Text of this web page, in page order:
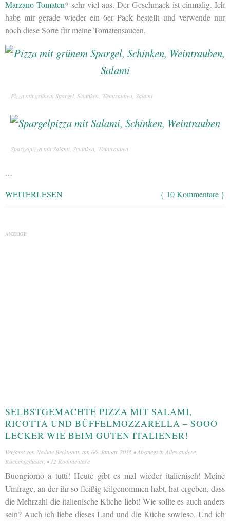
Marzano Tomaten* sehr viel aus. Der Geschmack ist einmalig. Ich
habe mir gerade wieder ein 6er Pack bestellt und verwende nur
noch diese Sorte für meine Tomatensaucen.
Pizza mit grünem Spargel, Schinken, Weintrauben, Salami
Spargelpizza mit Salami, Schinken, Weintrauben
…
WEITERLESEN { 10 Kommentare }
ANZEIGE
SELBSTGEMACHTE PIZZA MIT SALAMI,
RICOTTA UND BÜFFELMOZZARELLA – SOOO
LECKER WIE BEIM GUTEN ITALIENER!
Verfasst von Nadine Beckmann am 06. Januar 2015 • Abgelegt in Alles andere
Küchengeflüster, • 12 Kommentare
Buongiorno a tutti! Heute gibt es mal wieder italienisch! Meine
Umfrage, an der ihr so fleißig teilgenommen habt, hat ergeben, dass
die Mehrzahl die italienische Küche liebt! Wie sollte es auch anders
sein? Auch ich liebe dieses Land und die Küche sowieso. Und ich